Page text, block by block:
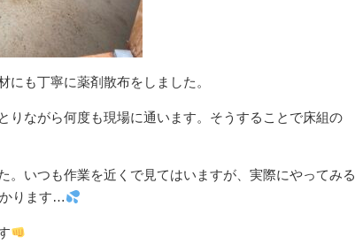
も丁寧に薬剤散布をしました。
りながら何度も現場に通います。そうすることで床組の
いつも作業を近くで見てはいますが、実際にやってみる
ります…